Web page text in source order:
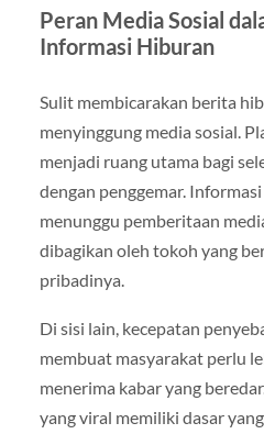
Peran Media Sosial
Informasi Hiburan
Sulit membicarakan berita
menyinggung media sosial.
menjadi ruang utama bagi
dengan penggemar.
menunggu pemberitaan
dibagikan oleh tokoh yang
pribadinya.
Di sisi lain, kecepatan
membuat masyarakat perlu
menerima kabar yang
yang viral memiliki dasar